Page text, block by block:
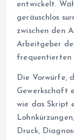
entwickelt.
geräuschlos
zwischen den
Arbeitgeber
frequentierten
Die Vorwürfe,
Gewerkschaft
wie das Skript
Druck,